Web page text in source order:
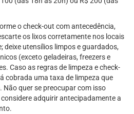
o check-out com antecedência,
os lixos corretamente nos locais
deixe utensílios limpos e guardados,
(exceto geladeiras, freezers e
Caso as regras de limpeza e check-
cobrada uma taxa de limpeza que
quer se preocupar com isso
adquirir antecipadamente a